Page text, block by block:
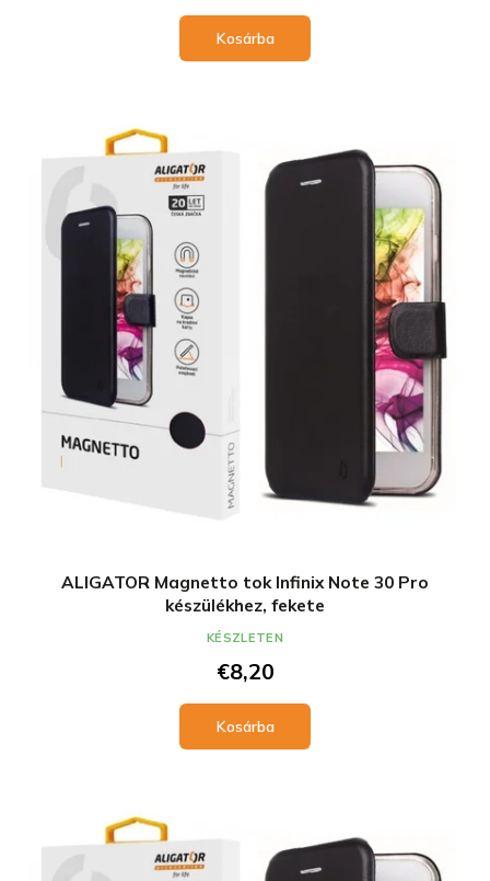
Kosárba
ALIGATOR Magnetto tok Infinix Note 30 Pro
készülékhez, fekete
€8,20
Kosárba
KÉSZLETEN